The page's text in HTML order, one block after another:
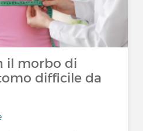
il morbo di
difficile da